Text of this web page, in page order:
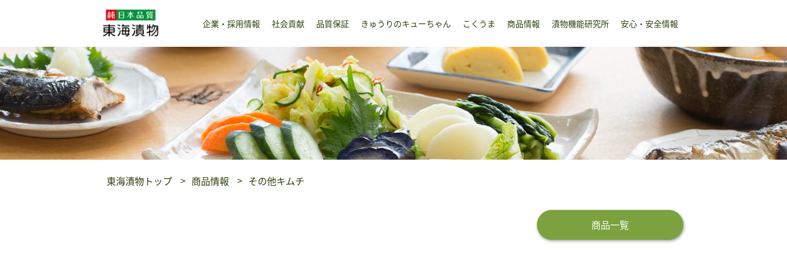
企業・採用情報 社会貢献 品質保証 きゅうりのキューちゃん こくうま 商品情報 漬物機能研究所 安心・安全情報
東海漬物トップ 商品情報 その他キムチ
商品一覧